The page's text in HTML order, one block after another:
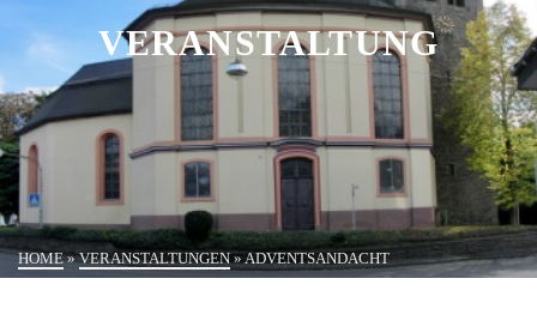
VERANSTALTUNG
HOME » VERANSTALTUNGEN »ADVENTSANDACHT